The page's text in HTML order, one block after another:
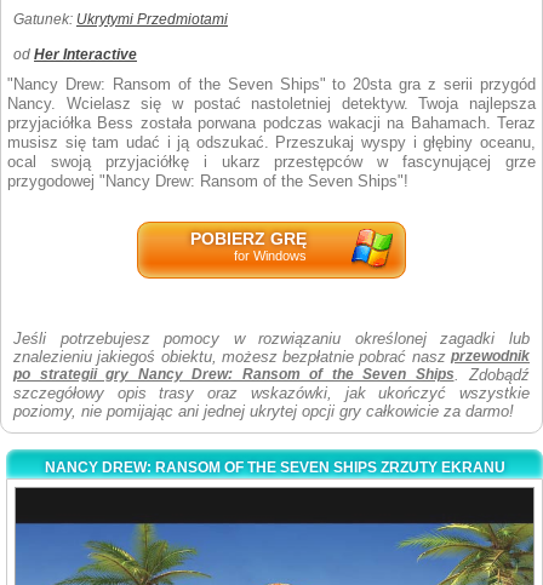
Gatunek: Ukrytymi Przedmiotami
od Her Interactive
"Nancy Drew: Ransom of the Seven Ships" to 20sta gra z serii przygód
Nancy. Wcielasz się w postać nastoletniej detektyw. Twoja najlepsza
przyjaciółka Bess została porwana podczas wakacji na Bahamach. Teraz
musisz się tam udać i ją odszukać. Przeszukaj wyspy i głębiny oceanu,
ocal swoją przyjaciółkę i ukarz przestępców w fascynującej grze
przygodowej "Nancy Drew: Ransom of the Seven Ships"!
POBIERZ GRĘ
for Windows
Jeśli potrzebujesz pomocy w rozwiązaniu określonej zagadki lub
znalezieniu jakiegoś obiektu, możesz bezpłatnie pobrać nasz przewodnik
po strategii gry Nancy Drew: Ransom of the Seven Ships. Zdobądź
szczegółowy opis trasy oraz wskazówki, jak ukończyć wszystkie
poziomy, nie pomijając ani jednej ukrytej opcji gry całkowicie za darmo!
NANCY DREW: RANSOM OF THE SEVEN SHIPS ZRZUTY EKRANU